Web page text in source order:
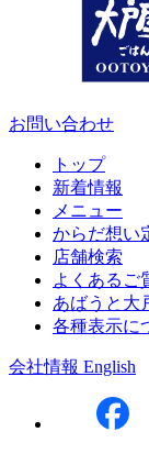
お問い合わせ
トップ
新着情報
メニュー
からだ想い
店舗検索
よくあるご
あばうと大
各種表示に
会社情報 English